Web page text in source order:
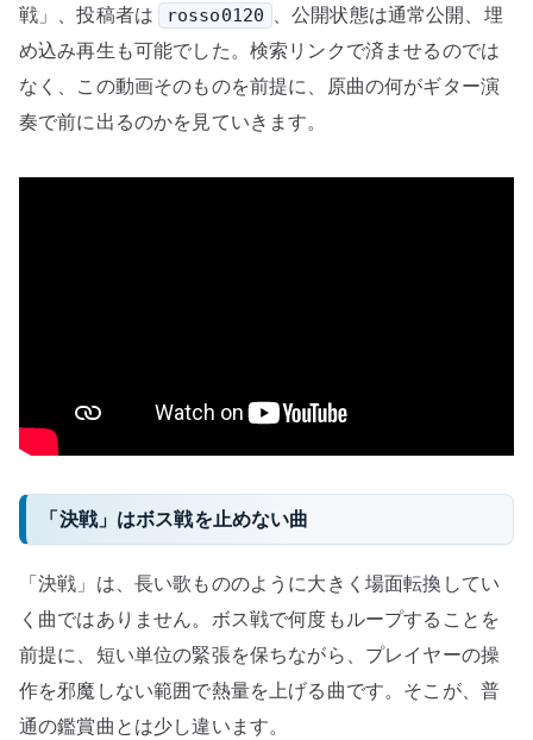
演
奏
の
力
の
戦」、投稿者は
rosso0120 、公開状態は通常公開、埋
め込み再生も可能でした。検索リンクで済ませるのでは
なく、この動画そのものを前提に、原曲の何がギター演
奏で前に出るのかを見ていきます。
「決戦」はボス戦を止めない曲
「決戦」は、長い歌もののように大きく場面転換してい
く曲ではありません。ボス戦で何度もループすることを
前提に、短い単位の緊張を保ちながら、プレイヤーの操
作を邪魔しない範囲で熱量を上げる曲です。そこが、普
通の鑑賞曲とは少し違います。